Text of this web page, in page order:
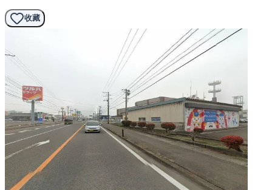
收藏